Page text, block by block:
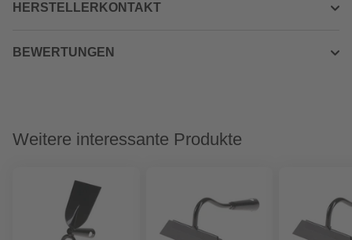
HERSTELLERKONTAKT
BEWERTUNGEN
Weitere interessante Produkte